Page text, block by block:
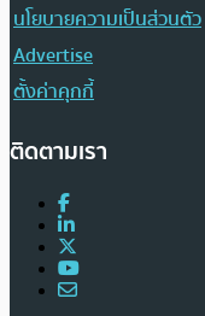
นโยบายความเป็นส่วนตัว
Advertise
ตั้งค่าคุกกี้
ติดตามเรา